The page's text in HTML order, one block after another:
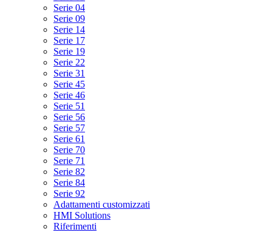
Serie 04
Serie 09
Serie 14
Serie 17
Serie 19
Serie 22
Serie 31
Serie 45
Serie 46
Serie 51
Serie 56
Serie 57
Serie 61
Serie 70
Serie 71
Serie 82
Serie 84
Serie 92
Adattamenti customizzati
HMI Solutions
Riferimenti